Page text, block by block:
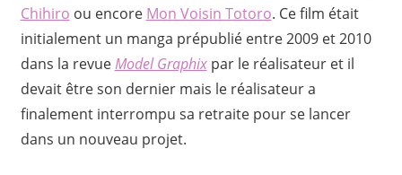
Chihiro ou encore Mon Voisin Totoro. Ce film était
initialement un manga prépublié entre 2009 et 2010
dans la revueModel Graphix par le réalisateur et il
devait être son dernier mais le réalisateur a
finalement interrompu sa retraite pour se lancer
dans un nouveau projet.